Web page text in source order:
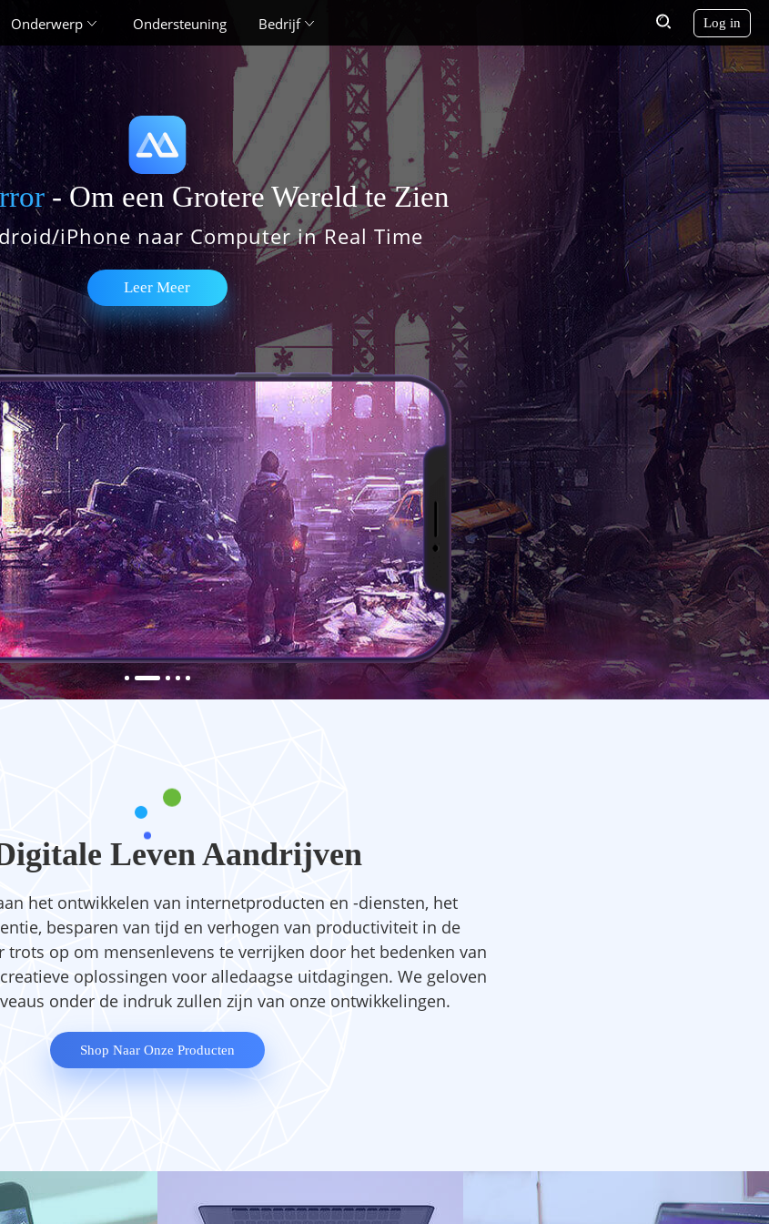
Onderwerp Ondersteuning Bedrijf Log in
- Om een Grotere Wereld te Zien
iPhone naar Computer in Real Time
Leer Meer
Leven Aandrijven
het ontwikkelen van internetproducten en -diensten, het
besparen van tijd en verhogen van productiviteit in de
trots op om mensenlevens te verrijken door het bedenken van
oplossingen voor alledaagse uitdagingen. We geloven
onder de indruk zullen zijn van onze ontwikkelingen.
Shop Naar Onze Producten
ApowerManager